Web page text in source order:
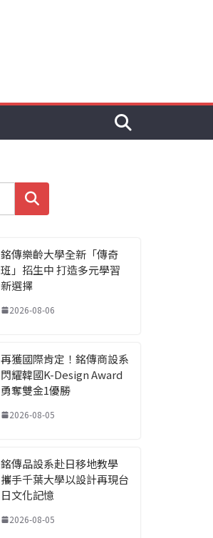
搜尋
銘傳樂齡大學全新「傳奇
班」招生中 打造多元學習
新選擇
2026-08-06
再獲國際肯定！銘傳商設系
閃耀韓國K-Design Award
勇奪雙金1優勝
2026-08-05
銘傳品設系赴日移地教學
攜手千葉大學以設計再現台
日文化記憶
2026-08-05